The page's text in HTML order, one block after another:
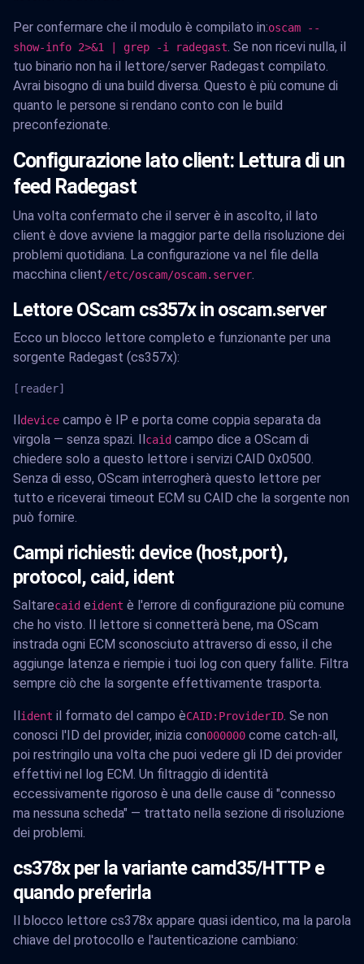
Per confermare che il modulo è compilato in:oscam --
show-info 2>&1 | grep -i radegast. Se non ricevi nulla, il
tuo binario non ha il lettore/server Radegast compilato.
Avrai bisogno di una build diversa. Questo è più comune di
quanto le persone si rendano conto con le build
preconfezionate.
Configurazione lato client: Lettura di un
feed Radegast
Una volta confermato che il server è in ascolto, il lato
client è dove avviene la maggior parte della risoluzione dei
problemi quotidiana. La configurazione va nel file della
macchina client/etc/oscam/oscam.server.
Lettore OScam cs357x in oscam.server
Ecco un blocco lettore completo e funzionante per una
sorgente Radegast (cs357x):
[reader]
Ildevice campo è IP e porta come coppia separata da
virgola — senza spazi. Ilcaid campo dice a OScam di
chiedere solo a questo lettore i servizi CAID 0x0500.
Senza di esso, OScam interrogherà questo lettore per
tutto e riceverai timeout ECM su CAID che la sorgente non
può fornire.
Campi richiesti: device (host,port),
protocol, caid, ident
Saltarecaid eident è l'errore di configurazione più comune
che ho visto. Il lettore si connetterà bene, ma OScam
instrada ogni ECM sconosciuto attraverso di esso, il che
aggiunge latenza e riempie i tuoi log con query fallite. Filtra
sempre ciò che la sorgente effettivamente trasporta.
Ilident il formato del campo èCAID:ProviderID. Se non
conosci l'ID del provider, inizia con000000 come catch-all,
poi restringilo una volta che puoi vedere gli ID dei provider
effettivi nel log ECM. Un filtraggio di identità
eccessivamente rigoroso è una delle cause di "connesso
ma nessuna scheda" — trattato nella sezione di risoluzione
dei problemi.
cs378x per la variante camd35/HTTP e
quando preferirla
Il blocco lettore cs378x appare quasi identico, ma la parola
chiave del protocollo e l'autenticazione cambiano: